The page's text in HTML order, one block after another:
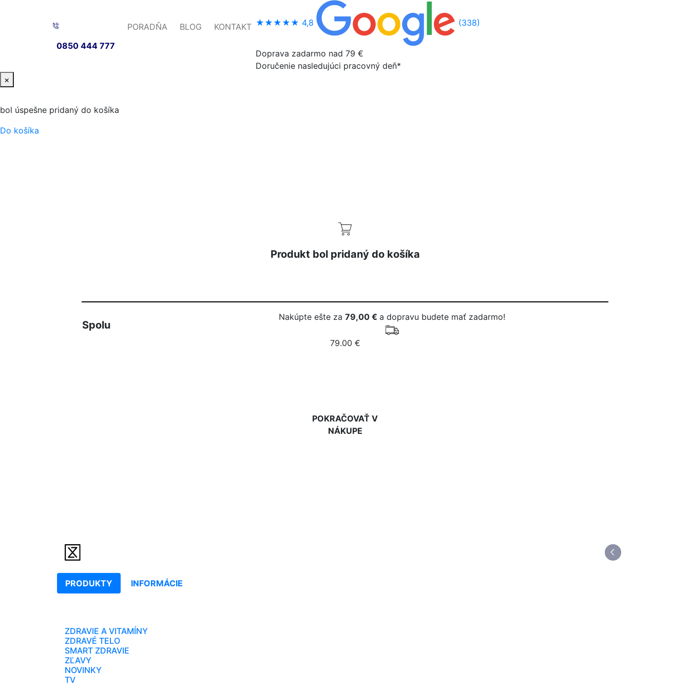
0850 444 777
PORADŇA BLOG KONTAKT ★★★★★ 4,8 (338)
Doprava zadarmo nad 79 €
Doručenie nasledujúci pracovný deň*
×
bol úspešne pridaný do košíka
Do košíka
Produkt bol pridaný do košíka
Spolu
Nakúpte ešte za 79,00 € a dopravu budete mať zadarmo!
79.00 €
POKRAČOVAŤ V
NÁKUPE
PRODUKTY INFORMÁCIE
ZDRAVIE A VITAMÍNY
ZDRAVÉ TELO
SMART ZDRAVIE
ZĽAVY
NOVINKY
TV